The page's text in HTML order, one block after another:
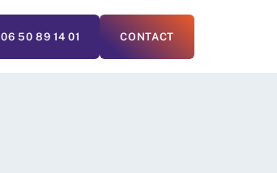
06 50 89 14 01 CONTACT